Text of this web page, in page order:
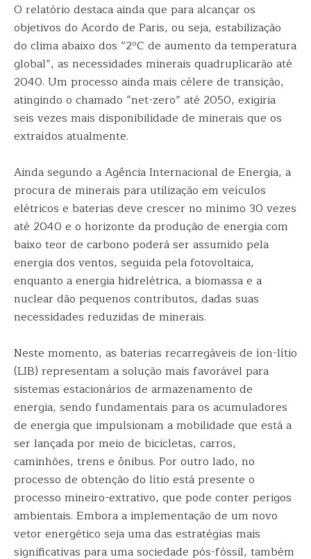
O relatório destaca ainda que para alcançar os
objetivos do Acordo de Paris, ou seja, estabilização
do clima abaixo dos “2ºC de aumento da temperatura
global”, as necessidades minerais quadruplicarão até
2040. Um processo ainda mais célere de transição,
atingindo o chamado “net-zero” até 2050, exigiria
seis vezes mais disponibilidade de minerais que os
extraídos atualmente.
Ainda segundo a Agência Internacional de Energia, a
procura de minerais para utilização em veículos
elétricos e baterias deve crescer no mínimo 30 vezes
até 2040 e o horizonte da produção de energia com
baixo teor de carbono poderá ser assumido pela
energia dos ventos, seguida pela fotovoltaica,
enquanto a energia hidrelétrica, a biomassa e a
nuclear dão pequenos contributos, dadas suas
necessidades reduzidas de minerais.
Neste momento, as baterias recarregáveis de íon-lítio
(LIB) representam a solução mais favorável para
sistemas estacionários de armazenamento de
energia, sendo fundamentais para os acumuladores
de energia que impulsionam a mobilidade que está a
ser lançada por meio de bicicletas, carros,
caminhões, trens e ônibus. Por outro lado, no
processo de obtenção do lítio está presente o
processo mineiro-extrativo, que pode conter perigos
ambientais. Embora a implementação de um novo
vetor energético seja uma das estratégias mais
significativas para uma sociedade pós-fóssil, também